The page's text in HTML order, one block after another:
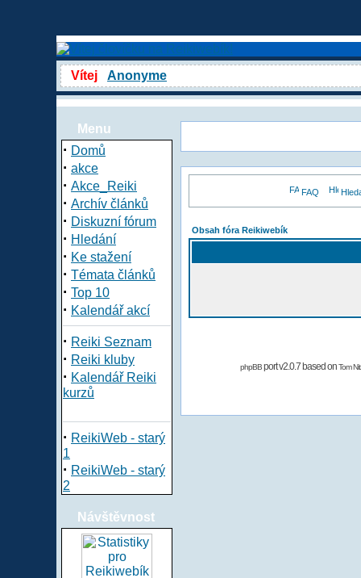
Vítej Anonyme
Menu
· Domů
· akce
· Akce_Reiki
· Archív článků
· Diskuzní fórum
· Hledání
· Ke stažení
· Témata článků
· Top 10
· Kalendář akcí
· Reiki Seznam
· Reiki kluby
· Kalendář Reiki
kurzů
· ReikiWeb - starý
1
· ReikiWeb - starý
2
Návštěvnost
FAQ
Obsah fóra Reikiwebík
phpBBport v2.0.7 based onTom